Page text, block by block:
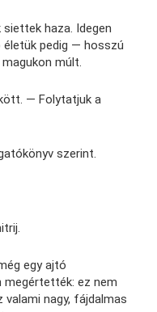
haza. Idegen
életük pedig — hosszú
múlt.
— Folytatjuk a
szerint.
egy ajtó
ez nem
nagy, fájdalmas